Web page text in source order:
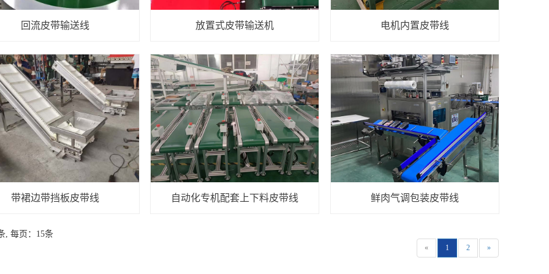
回流皮带输送线 放置式皮带输送机 电机内置皮带线
带裙边带挡板皮带线 自动化专机配套上下料皮带线 鲜肉气调包装皮带线
, 每页：15条
« 1 2 »